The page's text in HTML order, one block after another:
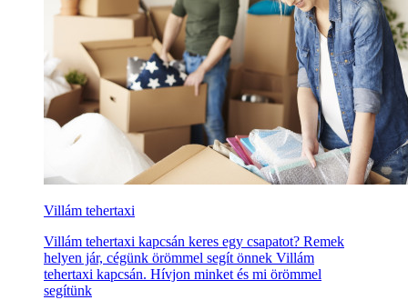
Villám tehertaxi
Villám tehertaxi kapcsán keres egy csapatot? Remek
helyen jár, cégünk örömmel segít önnek Villám
tehertaxi kapcsán. Hívjon minket és mi örömmel
segítünk